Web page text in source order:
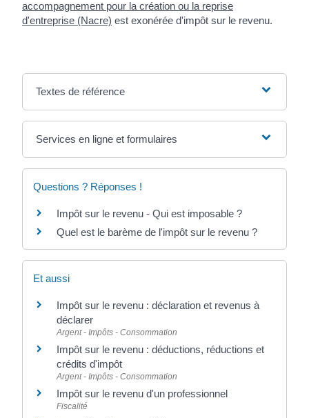
accompagnement pour la création ou la reprise
d'entreprise (Nacre) est exonérée d'impôt sur le revenu.
Textes de référence
Services en ligne et formulaires
Questions ? Réponses !
Impôt sur le revenu - Qui est imposable ?
Quel est le barème de l'impôt sur le revenu ?
Et aussi
Impôt sur le revenu : déclaration et revenus à
déclarer
Argent - Impôts - Consommation
Impôt sur le revenu : déductions, réductions et
crédits d'impôt
Argent - Impôts - Consommation
Impôt sur le revenu d'un professionnel
Fiscalité